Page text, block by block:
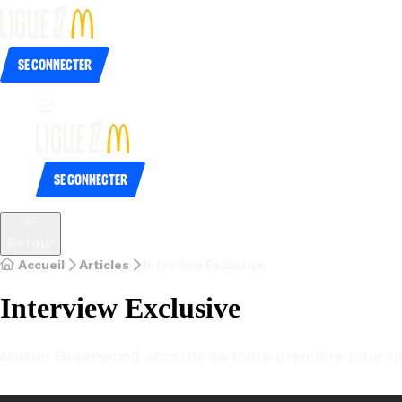
Se connecter
Se connecter
Accueil Articles
Interview Exclusive